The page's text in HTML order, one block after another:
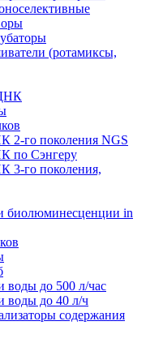
(ротамиксы,
2-го поколения NGS
по Сэнгеру
3-го поколения,
биолюминесценции in
воды до 500 л/час
воды до 40 л/ч
содержания